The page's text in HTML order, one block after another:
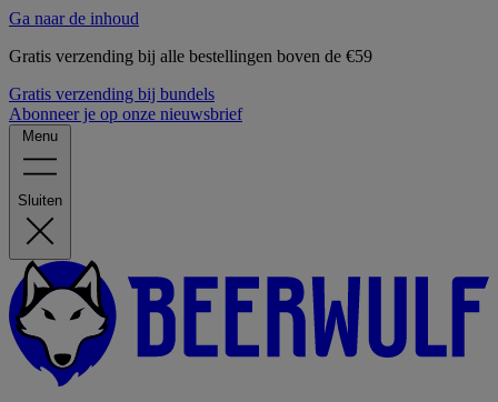
Ga naar de inhoud
Gratis verzending bij alle bestellingen boven de €59
Gratis verzending bij bundels
Abonneer je op onze nieuwsbrief
Menu
Sluiten